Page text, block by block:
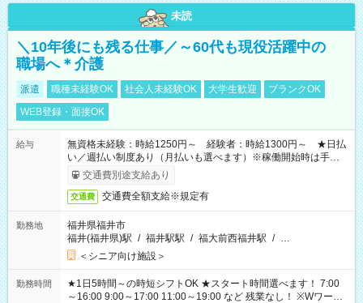
未読
＼10年後にも残る仕事／～60代も現役活躍中の
職場へ＊介護
派遣 職種未経験OK 社会人未経験OK 大学生歓迎
ブランクOK
WEB登録・面接OK
給与
無資格未経験：時給1250円～ 経験者：時給1300円～ ★日払
い／週払い制度あり（月払いも選べます）※稼働開始時は手続き
完了次第のお支払いとなります。
交通費別途支給あり
交通費 交通費全額支給※規定有
勤務地
福井県福井市
福井(福井県)駅 / 福井駅駅 / 福大前西福井駅 / …
＜シニア向け施設＞
勤務時間
★1日5時間～の時短シフトOK ★スタート時間選べます！ 7:00
～16:00 9:00～17:00 11:00～19:00 など 残業なし！ ※Wワーク